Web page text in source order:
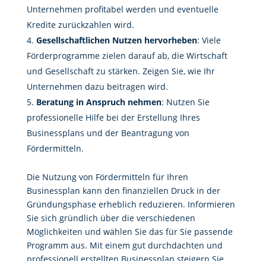
Unternehmen profitabel werden und eventuelle
Kredite zurückzahlen wird.
Gesellschaftlichen Nutzen hervorheben: Viele
Förderprogramme zielen darauf ab, die Wirtschaft
und Gesellschaft zu stärken. Zeigen Sie, wie Ihr
Unternehmen dazu beitragen wird.
Beratung in Anspruch nehmen: Nutzen Sie
professionelle Hilfe bei der Erstellung Ihres
Businessplans und der Beantragung von
Fördermitteln.
Die Nutzung von Fördermitteln für Ihren
Businessplan kann den finanziellen Druck in der
Gründungsphase erheblich reduzieren. Informieren
Sie sich gründlich über die verschiedenen
Möglichkeiten und wählen Sie das für Sie passende
Programm aus. Mit einem gut durchdachten und